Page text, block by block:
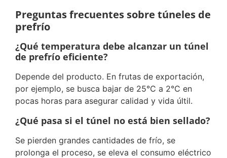
Preguntas frecuentes sobre túneles de
prefrío
¿Qué temperatura debe alcanzar un túnel
de prefrío eficiente?
Depende del producto. En frutas de exportación,
por ejemplo, se busca bajar de 25°C a 2°C en
pocas horas para asegurar calidad y vida últil.
¿Qué pasa si el túnel no está bien sellado?
Se pierden grandes cantidades de frío, se
prolonga el proceso, se eleva el consumo eléctrico